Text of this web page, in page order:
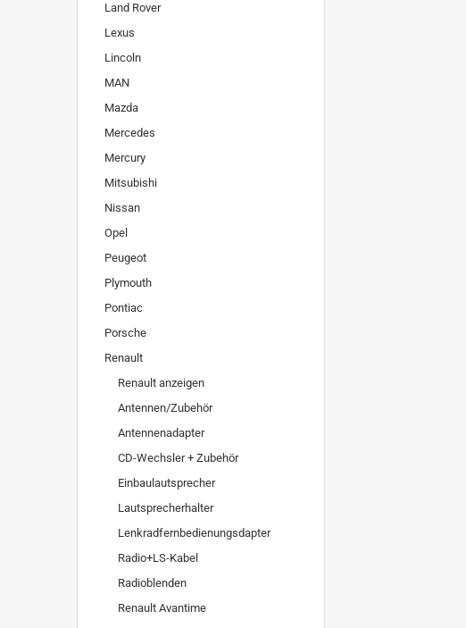
Land Rover
Lexus
Lincoln
MAN
Mazda
Mercedes
Mercury
Mitsubishi
Nissan
Opel
Peugeot
Plymouth
Pontiac
Porsche
Renault
Renault anzeigen
Antennen/Zubehör
Antennenadapter
CD-Wechsler + Zubehör
Einbaulautsprecher
Lautsprecherhalter
Lenkradfernbedienungsdapter
Radio+LS-Kabel
Radioblenden
Renault Avantime